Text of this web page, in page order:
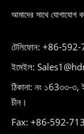
আমাদের সাথে যোগাযোগ
টেলিফোন: +86-
ইমেইল:
ঠিকানা: নং ১63৩৩-৩,
চীন।
Fax: +86-592-